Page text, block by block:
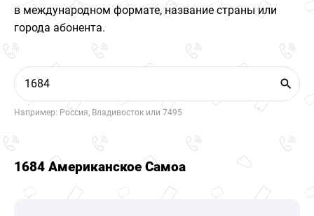
в международном формате, название страны или
города абонента.
Например: Россия, Владивосток или 7495
1684 Американское Самоа